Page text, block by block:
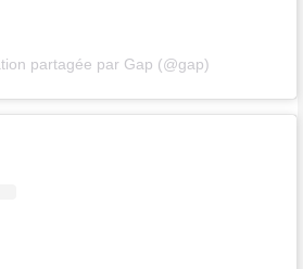
partagée par Gap (@gap)